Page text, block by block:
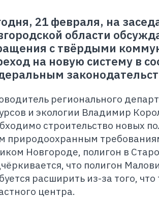
21 февраля, на
области
с твёрдыми
на новую систему в
регионального
и экологии Владимир
строительство новых
природоохранным
Новгороде, полигон в
что полигон
расширить из-за того,
центра.